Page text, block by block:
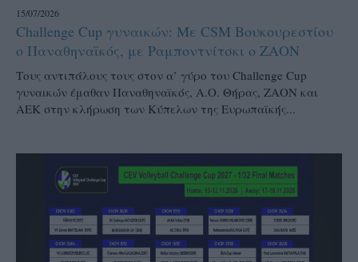
15/07/2026
Challenge Cup γυναικών: Με CSM Βουκουρεστίου
ο Παναθηναϊκός, με Ραμποντνίτσκι ο ΖΑΟΝ
Τους αντιπάλους τους στον α’ γύρο του Challenge Cup
γυναικών έμαθαν Παναθηναϊκός, Α.Ο. Θήρας, ΖΑΟΝ και
ΑΕΚ στην κλήρωση των Κύπελων της Ευρωπαϊκής...